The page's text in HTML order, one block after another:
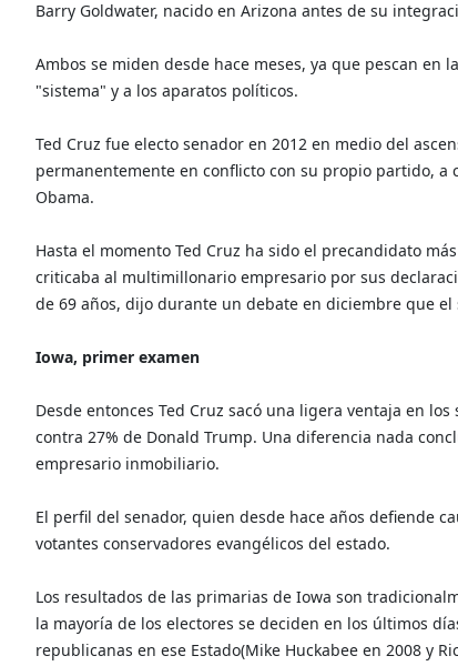
Barry Goldwater, nacido en Arizona antes de su
Ambos se miden desde hace meses, ya que pescan
"sistema" y a los aparatos políticos.
Ted Cruz fue electo senador en 2012 en medio del
permanentemente en conflicto con su propio partido,
Obama.
Hasta el momento Ted Cruz ha sido el precandidato
criticaba al multimillonario empresario por sus
de 69 años, dijo durante un debate en diciembre que
Iowa, primer examen
Desde entonces Ted Cruz sacó una ligera ventaja en
contra 27% de Donald Trump. Una diferencia nada
empresario inmobiliario.
El perfil del senador, quien desde hace años defiende
votantes conservadores evangélicos del estado.
Los resultados de las primarias de Iowa son
la mayoría de los electores se deciden en los últimos
republicanas en ese Estado(Mike Huckabee en 2008 y